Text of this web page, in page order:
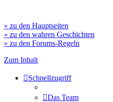
» zu den Hauptseiten
» zu den wahren Geschichten
» zu den Forums-Regeln
Zum Inhalt
Schnellzugriff
Das Team